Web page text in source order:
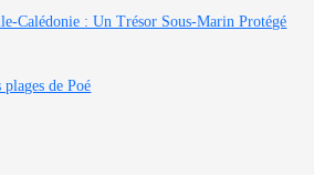
Calédonie : Un Trésor Sous-Marin Protégé
de Poé